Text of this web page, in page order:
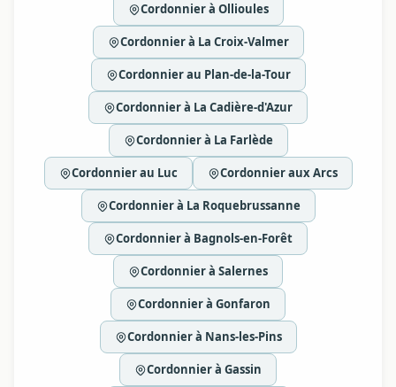
Cordonnier à Ollioules
Cordonnier à La Croix-Valmer
Cordonnier au Plan-de-la-Tour
Cordonnier à La Cadière-d'Azur
Cordonnier à La Farlède
Cordonnier au Luc Cordonnier aux Arcs
Cordonnier à La Roquebrussanne
Cordonnier à Bagnols-en-Forêt
Cordonnier à Salernes
Cordonnier à Gonfaron
Cordonnier à Nans-les-Pins
Cordonnier à Gassin